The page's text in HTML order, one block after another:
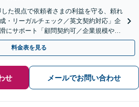
した視点で依頼者さまの利益を守る、頼れ
・リーガルチェック／英文契約対応」企
にサポート「顧問契約可／企業規模や業
ズ」【休日・夜間相談可】
料金表を見る
せ メールでお問い合わせ